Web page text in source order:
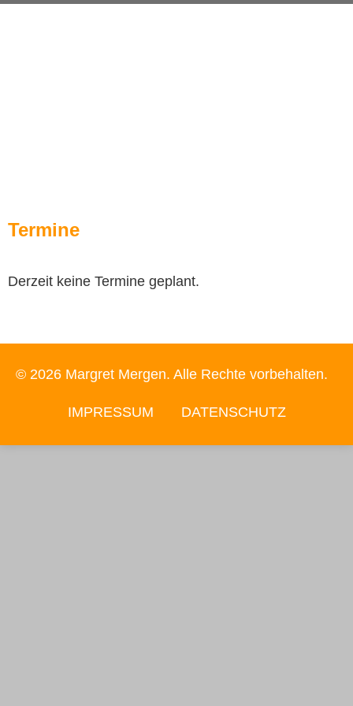
Termine
Derzeit keine Termine geplant.
© 2026 Margret Mergen. Alle Rechte vorbehalten.
IMPRESSUM DATENSCHUTZ